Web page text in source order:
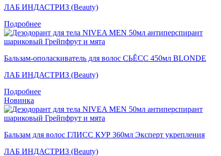
ЛАБ ИНДАСТРИЗ (Beauty)
Подробнее
Бальзам-ополаскиватель для волос СЬĔСС 450мл BLONDE
ЛАБ ИНДАСТРИЗ (Beauty)
Подробнее
Новинка
Бальзам для волос ГЛИСС КУР 360мл Эксперт укрепления
ЛАБ ИНДАСТРИЗ (Beauty)